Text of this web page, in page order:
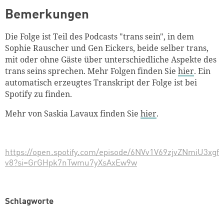
Bemerkungen
Die Folge ist Teil des Podcasts "trans sein", in dem
Sophie Rauscher und Gen Eickers, beide selber trans,
mit oder ohne Gäste über unterschiedliche Aspekte des
trans seins sprechen. Mehr Folgen finden Sie hier. Ein
automatisch erzeugtes Transkript der Folge ist bei
Spotify zu finden.
Mehr von Saskia Lavaux finden Sie hier.
https://open.spotify.com/episode/6NVv1V69zjvZNmiU3xgf
v8?si=GrGHpk7nTwmu7yXsAxEw9w
Schlagworte